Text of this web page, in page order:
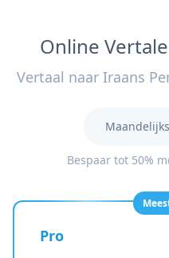
Online
Vertaal naar Iraans
Maandelijks
Bespaar tot 50%
Pro